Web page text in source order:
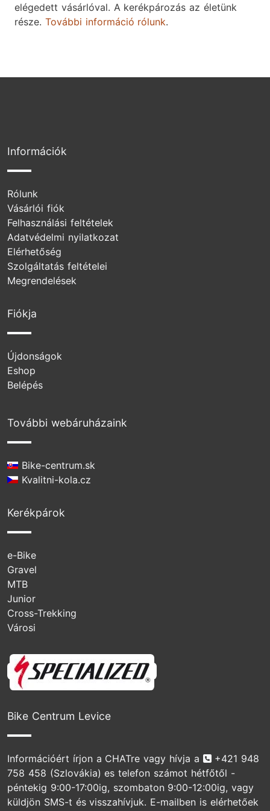
elégedett vásárlóval. A kerékpározás az életünk
része. További információ rólunk.
Információk
Rólunk
Vásárlói fiók
Felhasználási feltételek
Adatvédelmi nyilatkozat
Elérhetőség
Szolgáltatás feltételei
Megrendelések
Fiókja
Újdonságok
Eshop
Belépés
További webáruházaink
Bike-centrum.sk
Kvalitni-kola.cz
Kerékpárok
e-Bike
Gravel
MTB
Junior
Cross-Trekking
Városi
Specialized
Bike Centrum Levice
Információért írjon a CHATre vagy hívja a Telefonszám
+421 948
758 458 (Szlovákia) es telefon számot hétfőtől -
péntekig 9:00-17:00ig, szombaton 9:00-12:00ig, vagy
küldjön SMS-t és visszahívjuk. E-mailben is elérhetőek